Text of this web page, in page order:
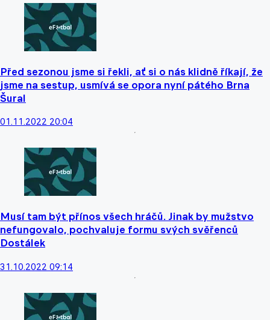
Před sezonou jsme si řekli, ať si o nás klidně říkají, že
jsme na sestup, usmívá se opora nyní pátého Brna
Šural
01.11.2022 20:04
Musí tam být přínos všech hráčů. Jinak by mužstvo
nefungovalo, pochvaluje formu svých svěřenců
Dostálek
31.10.2022 09:14